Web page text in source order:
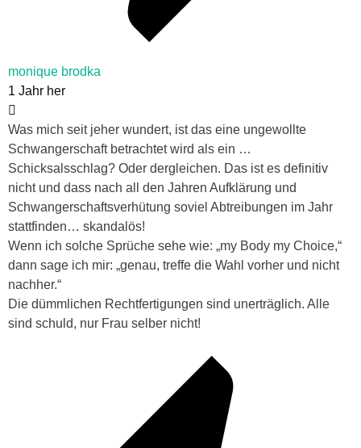
monique brodka
1 Jahr her
Was mich seit jeher wundert, ist das eine ungewollte
Schwangerschaft betrachtet wird als ein …
Schicksalsschlag? Oder dergleichen. Das ist es definitiv
nicht und dass nach all den Jahren Aufklärung und
Schwangerschaftsverhütung soviel Abtreibungen im Jahr
stattfinden… skandalös!
Wenn ich solche Sprüche sehe wie: „my Body my Choice,“
dann sage ich mir: „genau, treffe die Wahl vorher und nicht
nachher.“
Die dümmlichen Rechtfertigungen sind unerträglich. Alle
sind schuld, nur Frau selber nicht!